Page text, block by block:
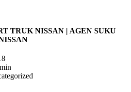
TRUK NISSAN | AGEN SUKU